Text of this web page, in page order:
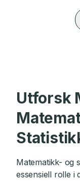
Utforsk
Matematikk- og
essensiell rolle i